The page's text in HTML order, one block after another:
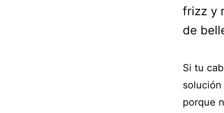
frizz y
de
Si tu
solución
porque